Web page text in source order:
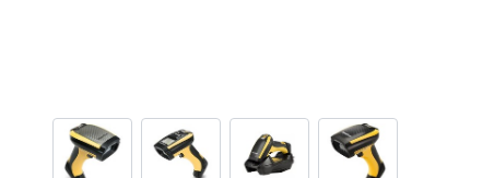
View larger imageView larger imageView larger imageView larger image